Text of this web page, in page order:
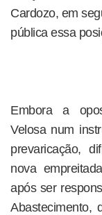
Cardozo, em
pública essa
Embora a
Velosa num
prevaricação,
nova
após ser
Abastecimento,